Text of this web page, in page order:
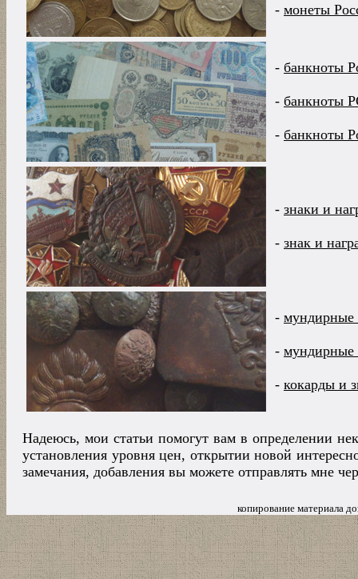
- монеты
- банкноты
- банкноты
- банкноты
- знаки и
- знак и
- мундирные
- мундирные
- кокарды и
Надеюсь, мои статьи помогут вам в определении
установления уровня цен, открытии новой
замечания, добавления вы можете отправлять мне
копирование материала